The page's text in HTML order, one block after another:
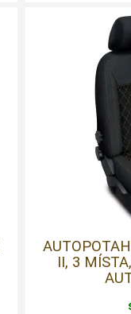
II, 3